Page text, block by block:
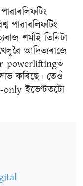
পাৱাৰলিফটিং
শৰ্মাই তিনিটা
আদিত্যৰাজে
powerliftingত
কৰিছে। তেওঁ
ইভেণ্টতটো